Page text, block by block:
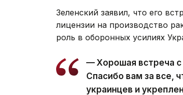
Зеленский заявил, что его
лицензии на производство
роль в оборонных усилиях
— Хорошая встреча
Спасибо вам за все,
украинцев и